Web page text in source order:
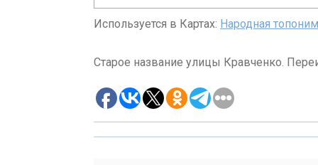
Используется в Картах: Народная
Старое название улицы Кравченко.